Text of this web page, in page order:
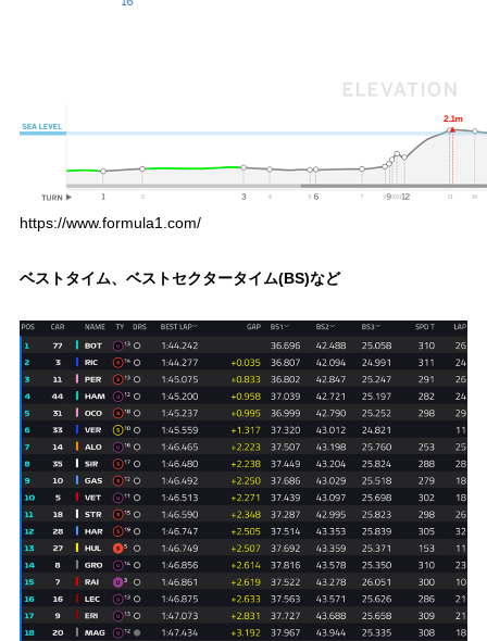
https://www.formula1.com/
ベストタイム、ベストセクタータイム(BS)など